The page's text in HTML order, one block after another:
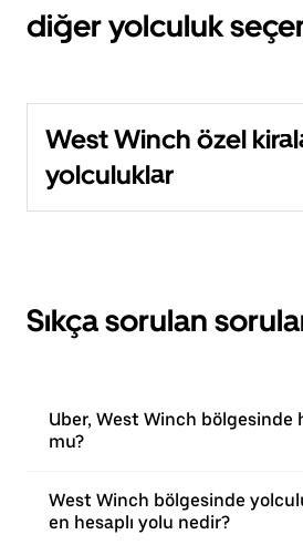
diğer yolculuk
West Winch özel
yolculuklar
Sıkça sorulan
Uber, West Winch bölgesinde
mu?
West Winch bölgesinde
en hesaplı yolu nedir?